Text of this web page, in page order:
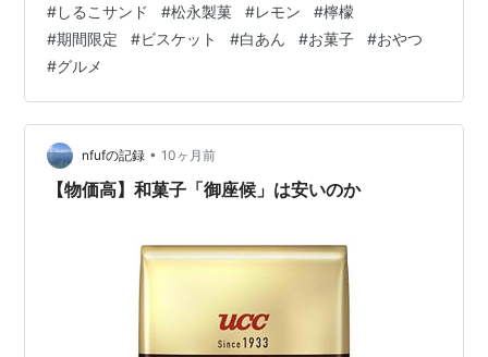
らこの味はもう出会うことがないかもしれない。 レモン
は夏って感じだもんね。 リンク 『しるこサンド 檸檬』
は期間限定のさっぱりとした味、あんこ×瀬戸内レモンの
果汁のしるこサンドです。 税込み63円。 裏面。 製造者
は松永製菓。 原材料は小麦粉、砂糖、植物油、ショート
ニング、粉…
#しるこサンド #松永製菓 #レモン #檸檬
#期間限定 #ビスケット #白あん #お菓子 #おやつ
#グルメ
nfufの記録 • 10ヶ月前
【物価高】和菓子「御座候」は安いのか